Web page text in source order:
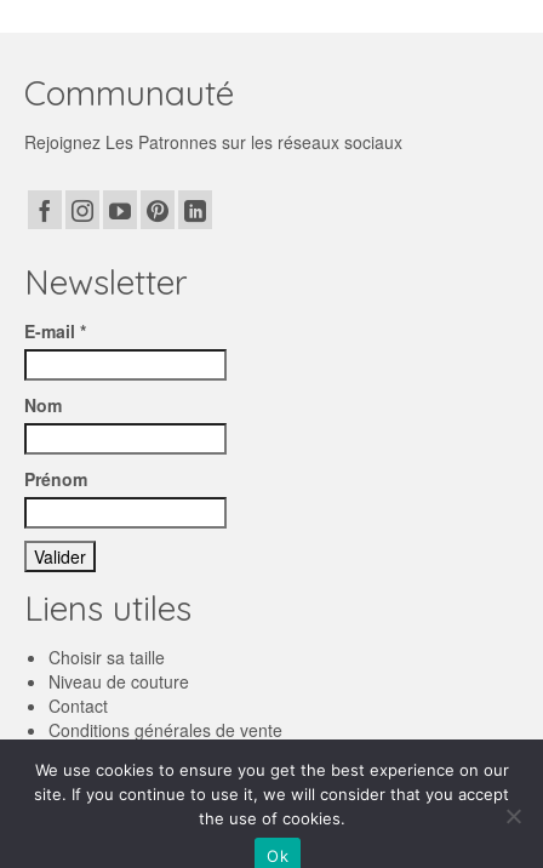
Communauté
Rejoignez Les Patronnes sur les réseaux sociaux
Newsletter
E-mail *
Nom
Prénom
Liens utiles
Choisir sa taille
Niveau de couture
Contact
Conditions générales de vente
We use cookies to ensure you get the best experience on our
site. If you continue to use it, we will consider that you accept
the use of cookies.
Ok